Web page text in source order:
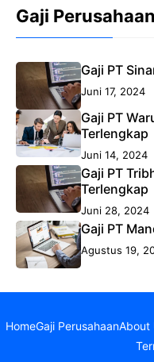
Gaji Perusahaan
Gaji PT
Juni 17, 2024
Gaji PT
Terlengkap
Juni 14, 2024
Gaji PT
Terlengkap
Juni 28, 2024
Gaji PT
Agustus 19,
HomeGaji PerusahaanAbout